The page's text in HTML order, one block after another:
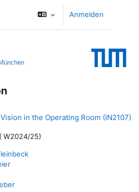
Anmelden
in the Operating Room (IN2107)
W2024/25)